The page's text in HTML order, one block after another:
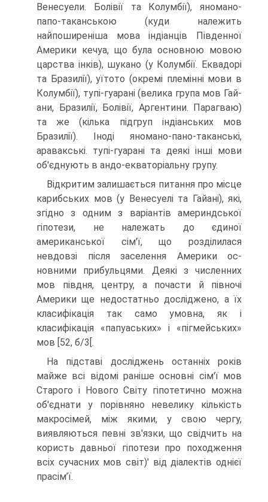
Венесуели. Болівії та Колумбії), яномано-
папо-таканською (куди належить
найпоширеніша мова індіанців Південної
Америки кечуа, що була основною мовою
царства інків), шукано (у Колумбії. Еквадорі
та Бразилії), уїтото (окремі племінні мови в
Колумбії), тупі-гуарані (велика група мов Гай­
ани, Бразилії, Болівії, Аргентини. Парагваю)
та же (кілька підгруп індіанських мов
Бразилії). Іноді яномано-пано-таканські,
аравакські. тупі-гуарані та деякі інші мови
об'єднують в андо-екваторіальну групу.
Відкритим залишається питання про місце
карибських мов (у Венесуелі та Гайані), які,
згідно з одним з варіантів америндської
гіпотези, не належать до єдиної
американської сім'ї, що розділилася
невдовзі після заселення Америки ос­
новними прибульцями. Деякі з численних
мов півдня, центру, а почасти й півночі
Америки ще недостатньо досліджено, а їх
класифікація так само умовна, як і
класифікація «папуаських» і «пігмейських»
мов [52, б/3[.
На підставі досліджень останніх років
майже всі відомі раніше основні сім'ї мов
Старого і Нового Світу гіпотетично можна
об'єднати у порівняно неве­лику кількість
макросімей, між якими, у свою чергу,
виявляються певні зв'язки, що свідчить на
користь давньої гіпотези про походження
всіх сучасних мов світ)' від діалектів однієї
прасім’ї.